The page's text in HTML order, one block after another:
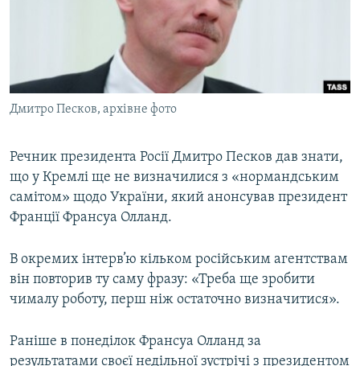
КРИМ РЕАЛІЇ
УКР
КТАТ
ДОЛУЧАЙСЯ!
Усі сайти RFE/RL
Дмитро Песков, архівне фото
Речник президента Росії Дмитро Песков дав знати,
що у Кремлі ще не визначилися з «нормандським
самітом» щодо України, який анонсував президент
Франції Франсуа Олланд.
В окремих інтерв’ю кільком російським агентствам
він повторив ту саму фразу: «Треба ще зробити
чималу роботу, перш ніж остаточно визначитися».
Раніше в понеділок Франсуа Олланд за
результатами своєї недільної зустрічі з президентом